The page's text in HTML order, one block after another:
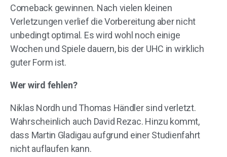
Comeback gewinnen. Nach vielen kleinen
Verletzungen verlief die Vorbereitung aber nicht
unbedingt optimal. Es wird wohl noch einige
Wochen und Spiele dauern, bis der UHC in wirklich
guter Form ist.
Wer wird fehlen?
Niklas Nordh und Thomas Händler sind verletzt.
Wahrscheinlich auch David Rezac. Hinzu kommt,
dass Martin Gladigau aufgrund einer Studienfahrt
nicht auflaufen kann.